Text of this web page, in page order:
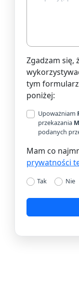
Zgadzam się,
tym
poniżej:
Upoważniam
przekazania
podanych
Mam co
prywatności
Tak Nie